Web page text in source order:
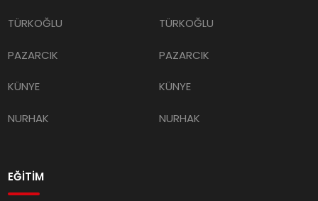
TÜRKOĞLU
PAZARCIK
KÜNYE
NURHAK
TÜRKOĞLU
PAZARCIK
KÜNYE
NURHAK
EĞİTİM